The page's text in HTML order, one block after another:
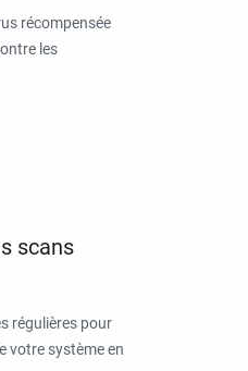
récompensée
les
scans
régulières pour
votre système en